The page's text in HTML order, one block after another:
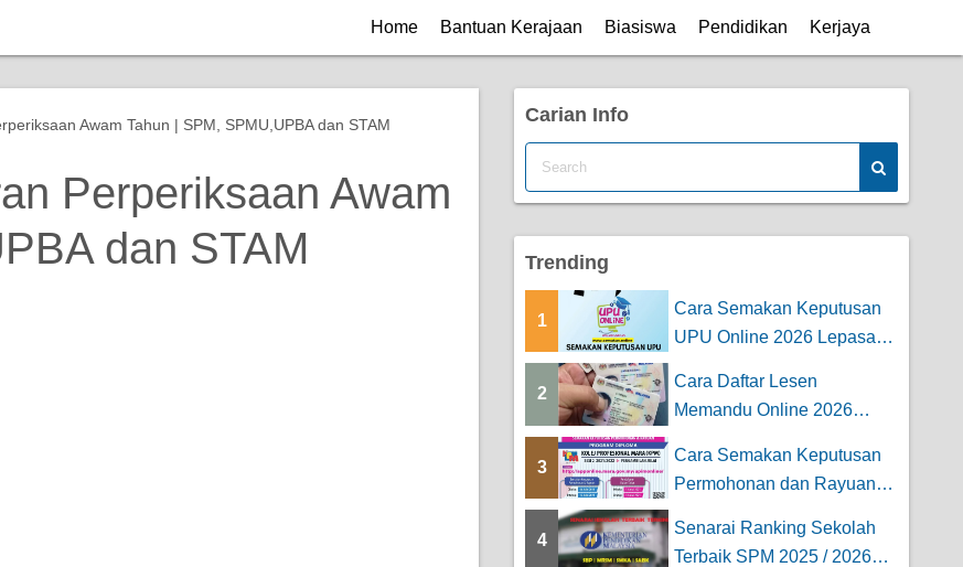
Home Bantuan Kerajaan Biasiswa Pendidikan Kerjaya
Awam Tahun | SPM, SPMU,UPBA dan STAM
Perperiksaan Awam
dan STAM
Carian Info
Trending
1
Cara Semakan Keputusan
UPU Online 2026 Lepasan
2
Cara Daftar Lesen
Memandu Online 2026
3
Cara Semakan Keputusan
Permohonan dan Rayuan
4
Senarai Ranking Sekolah
Terbaik SPM 2025 / 2026